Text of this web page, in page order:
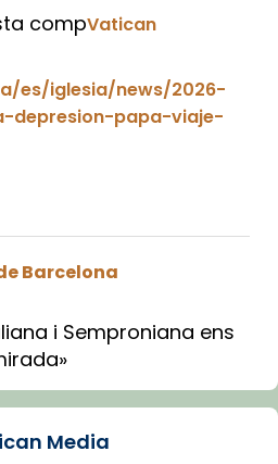
compVatican
es/iglesia/news/2026-
depresion-papa-viaje-
Barcelona
i Semproniana ens
bisbe de Tortosa, ha
Media